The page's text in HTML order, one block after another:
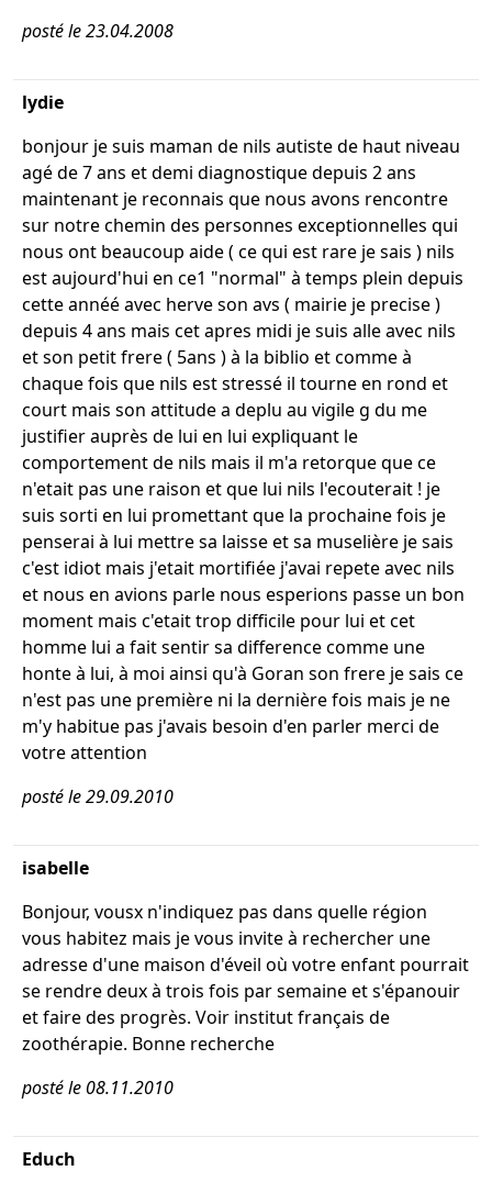
posté le 23.04.2008
lydie
bonjour je suis maman de nils autiste de haut niveau
agé de 7 ans et demi diagnostique depuis 2 ans
maintenant je reconnais que nous avons rencontre
sur notre chemin des personnes exceptionnelles qui
nous ont beaucoup aide ( ce qui est rare je sais ) nils
est aujourd'hui en ce1 "normal" à temps plein depuis
cette annéé avec herve son avs ( mairie je precise )
depuis 4 ans mais cet apres midi je suis alle avec nils
et son petit frere ( 5ans ) à la biblio et comme à
chaque fois que nils est stressé il tourne en rond et
court mais son attitude a deplu au vigile g du me
justifier auprès de lui en lui expliquant le
comportement de nils mais il m'a retorque que ce
n'etait pas une raison et que lui nils l'ecouterait ! je
suis sorti en lui promettant que la prochaine fois je
penserai à lui mettre sa laisse et sa muselière je sais
c'est idiot mais j'etait mortifiée j'avai repete avec nils
et nous en avions parle nous esperions passe un bon
moment mais c'etait trop difficile pour lui et cet
homme lui a fait sentir sa difference comme une
honte à lui, à moi ainsi qu'à Goran son frere je sais ce
n'est pas une première ni la dernière fois mais je ne
m'y habitue pas j'avais besoin d'en parler merci de
votre attention
posté le 29.09.2010
isabelle
Bonjour, vousx n'indiquez pas dans quelle région
vous habitez mais je vous invite à rechercher une
adresse d'une maison d'éveil où votre enfant pourrait
se rendre deux à trois fois par semaine et s'épanouir
et faire des progrès. Voir institut français de
zoothérapie. Bonne recherche
posté le 08.11.2010
Educh